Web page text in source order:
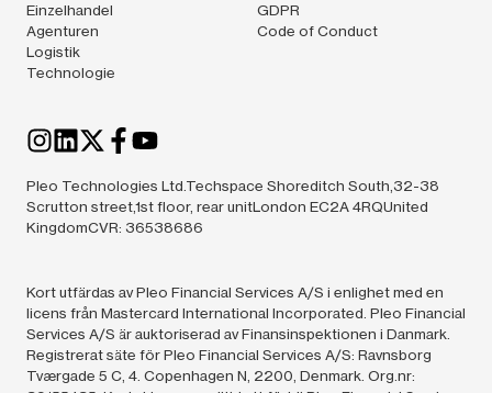
Einzelhandel
Agenturen
Logistik
Technologie
GDPR
Code of Conduct
Pleo Technologies Ltd.Techspace Shoreditch South,32-38
Scrutton street,1st floor, rear unitLondon EC2A 4RQUnited
KingdomCVR: 36538686
Kort utfärdas av Pleo Financial Services A/S i enlighet med en
licens från Mastercard International Incorporated. Pleo Financial
Services A/S är auktoriserad av Finansinspektionen i Danmark.
Registrerat säte för Pleo Financial Services A/S: Ravnsborg
Tværgade 5 C, 4. Copenhagen N, 2200, Denmark. Org.nr: